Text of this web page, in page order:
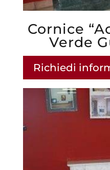
Cornice
Verde
Richiedi